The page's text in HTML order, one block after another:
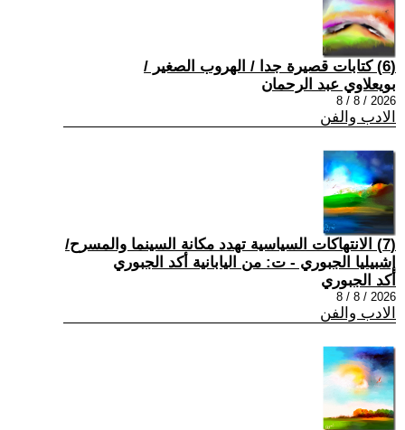
(6) كتابات قصيرة جدا / الهروب الصغير /
بويعلاوي عبد الرحمان
2026 / 8 / 8
الادب والفن
(7) الانتهاكات السياسية تهدد مكانة السينما والمسرح/
إشبيليا الجبوري - ت: من اليابانية أكد الجبوري
أكد الجبوري
2026 / 8 / 8
الادب والفن